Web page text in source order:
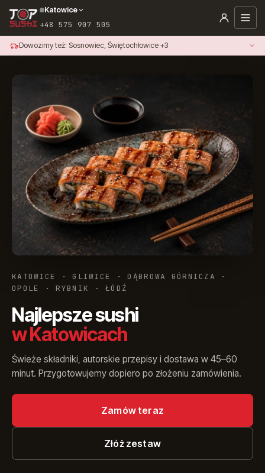
Katowice
+48 575 907 505
+48 575 907 505
PL
Dowozimy też: Sosnowiec, Świętochłowice +3
KATOWICE · GLIWICE · DĄBROWA GÓRNICZA ·
OPOLE · RYBNIK · ŁÓDŹ
Najlepsze sushi
w Katowicach
Świeże składniki, autorskie przepisy i dostawa w 45–60
minut. Przygotowujemy dopiero po złożeniu zamówienia.
Zamów teraz
Złóż zestaw